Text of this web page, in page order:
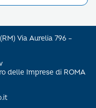
Via Aurelia 796 –
delle Imprese di ROMA